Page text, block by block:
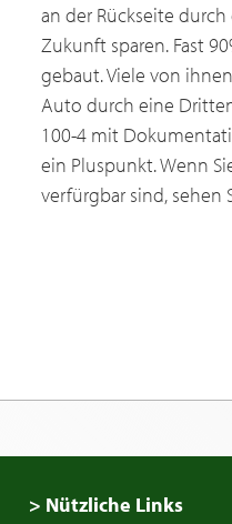
an der Rückseite
Zukunft sparen. Fast
gebaut. Viele von
Auto durch eine
100-4 mit
ein Pluspunkt. Wenn
verfürgbar sind, sehen
> Nützliche Links